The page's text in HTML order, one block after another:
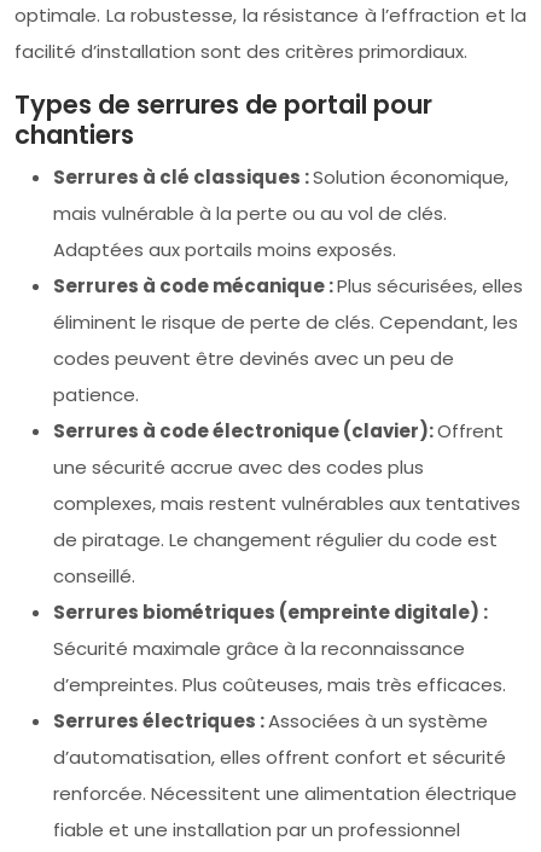
optimale. La robustesse, la résistance à l’effraction et la
facilité d’installation sont des critères primordiaux.
Types de serrures de portail pour
chantiers
Serrures à clé classiques :Solution économique,
mais vulnérable à la perte ou au vol de clés.
Adaptées aux portails moins exposés.
Serrures à code mécanique :Plus sécurisées, elles
éliminent le risque de perte de clés. Cependant, les
codes peuvent être devinés avec un peu de
patience.
Serrures à code électronique (clavier):Offrent
une sécurité accrue avec des codes plus
complexes, mais restent vulnérables aux tentatives
de piratage. Le changement régulier du code est
conseillé.
Serrures biométriques (empreinte digitale) :
Sécurité maximale grâce à la reconnaissance
d’empreintes. Plus coûteuses, mais très efficaces.
Serrures électriques :Associées à un système
d’automatisation, elles offrent confort et sécurité
renforcée. Nécessitent une alimentation électrique
fiable et une installation par un professionnel